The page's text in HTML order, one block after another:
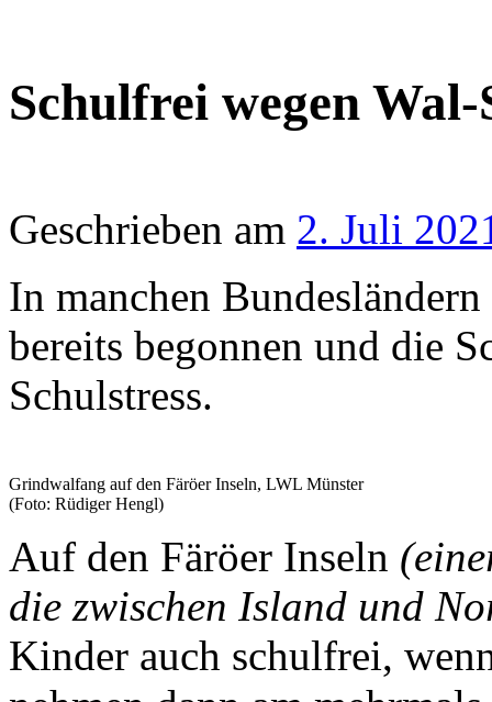
Schulfrei wegen
Geschrieben am 2. Juli
In manchen
bereits begonnen und die
Schulstress.
Grindwalfang auf den Färöer Inseln, LWL Münster
(Foto: Rüdiger Hengl)
Auf den Färöer Inseln
die zwischen Island und
Kinder auch schulfrei,